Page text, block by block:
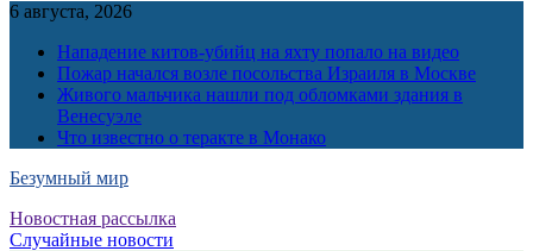
6 августа, 2026
Нападение китов-убийц на яхту попало на видео
Пожар начался возле посольства Израиля в Москве
Живого мальчика нашли под обломками здания в
Венесуэле
Что известно о теракте в Монако
Безумный мир
Новостная рассылка
Случайные новости